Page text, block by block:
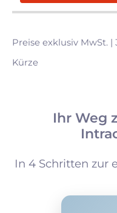
Preise exklusiv MwSt.
Kürze
Ihr Weg
In 4 Schritten zur